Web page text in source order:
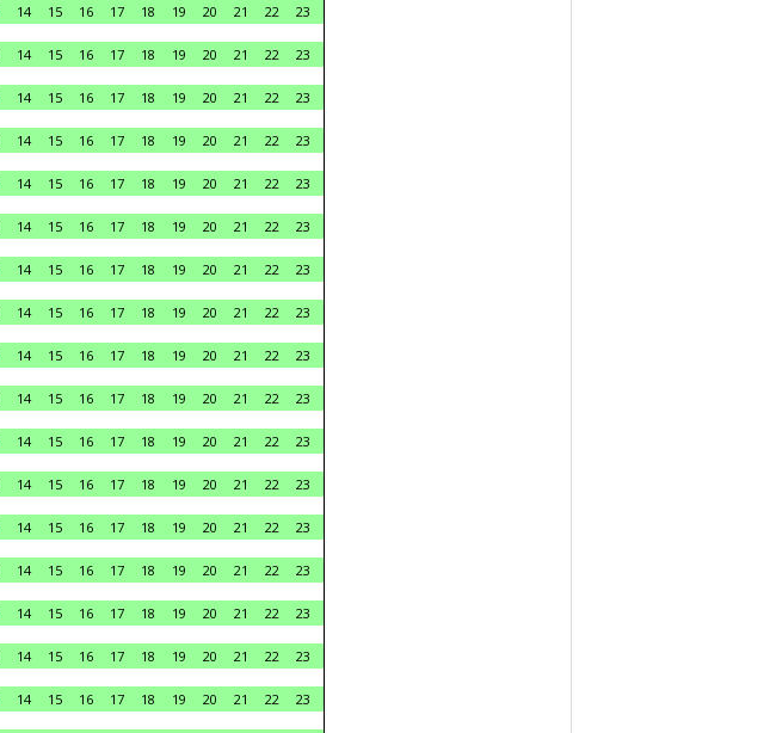
14 15 16 17 18 19 20 21 22
23
14 15 16 17 18 19 20 21 22
23
14 15 16 17 18 19 20 21 22
23
14 15 16 17 18 19 20 21 22
23
14 15 16 17 18 19 20 21 22
23
14 15 16 17 18 19 20 21 22
23
14 15 16 17 18 19 20 21 22
23
14 15 16 17 18 19 20 21 22
23
14 15 16 17 18 19 20 21 22
23
14 15 16 17 18 19 20 21 22
23
14 15 16 17 18 19 20 21 22
23
14 15 16 17 18 19 20 21 22
23
14 15 16 17 18 19 20 21 22
23
14 15 16 17 18 19 20 21 22
23
14 15 16 17 18 19 20 21 22
23
14 15 16 17 18 19 20 21 22
23
14 15 16 17 18 19 20 21 22
23